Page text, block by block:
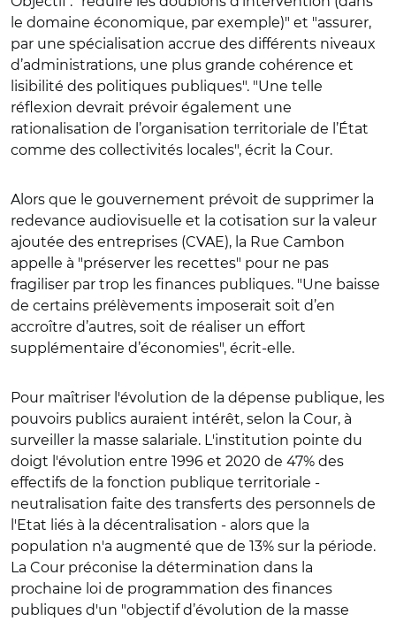
le domaine économique, par exemple)" et "assurer,
par une spécialisation accrue des différents niveaux
d’administrations, une plus grande cohérence et
lisibilité des politiques publiques". "Une telle
réflexion devrait prévoir également une
rationalisation de l’organisation territoriale de l’État
comme des collectivités locales", écrit la Cour.
Alors que le gouvernement prévoit de supprimer la
redevance audiovisuelle et la cotisation sur la valeur
ajoutée des entreprises (CVAE), la Rue Cambon
appelle à "préserver les recettes" pour ne pas
fragiliser par trop les finances publiques. "Une baisse
de certains prélèvements imposerait soit d’en
accroître d’autres, soit de réaliser un effort
supplémentaire d’économies", écrit-elle.
Pour maîtriser l'évolution de la dépense publique, les
pouvoirs publics auraient intérêt, selon la Cour, à
surveiller la masse salariale. L'institution pointe du
doigt l'évolution entre 1996 et 2020 de 47% des
effectifs de la fonction publique territoriale -
neutralisation faite des transferts des personnels de
l'Etat liés à la décentralisation - alors que la
population n'a augmenté que de 13% sur la période.
La Cour préconise la détermination dans la
prochaine loi de programmation des finances
publiques d'un "objectif d’évolution de la masse